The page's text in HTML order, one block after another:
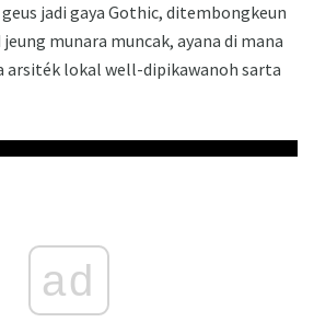
jadi gaya Gothic, ditembongkeun
munara muncak, ayana di mana
arsiték lokal well-dipikawanoh sarta
ad